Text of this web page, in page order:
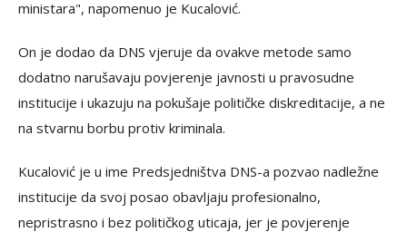
ministara", napomenuo je Kucalović.
On je dodao da DNS vjeruje da ovakve metode samo
dodatno narušavaju povjerenje javnosti u pravosudne
institucije i ukazuju na pokušaje političke diskreditacije, a ne
na stvarnu borbu protiv kriminala.
Kucalović je u ime Predsjedništva DNS-a pozvao nadležne
institucije da svoj posao obavljaju profesionalno,
nepristrasno i bez političkog uticaja, jer je povjerenje